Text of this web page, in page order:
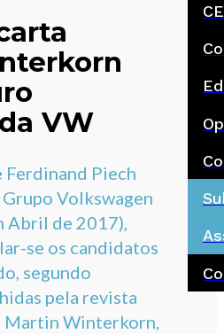
VW
Ferdinand Piech
Volkswagen
Abril de 2017),
se os candidatos
segundo
pela revista
Martin Winterkorn,